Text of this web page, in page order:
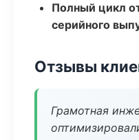
Полный цикл
серийного
Отзывы
Грамотная